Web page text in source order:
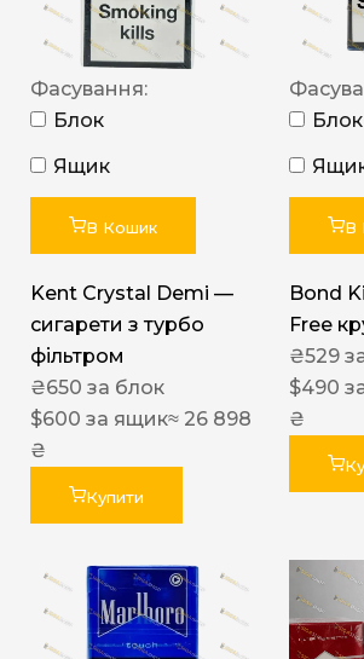
Фасування:
Блок
Ящик
В Кошик
Kent Crystal Demi —
сигарети з турбо
фільтром
₴650 за блок
$600 за ящик≈ 26 898
₴
Купити
Блок
В
Bond
Free
₴529
$490
₴